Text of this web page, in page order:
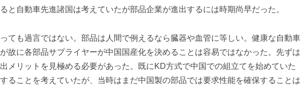
と自動車先進諸国は考えていたが部品企業が進出するには時期尚早だった。
ても過言ではない。部品は人間で例えるなら臓器や血管に等しい。健康な自動車
故に各部品サプライヤーが中国国産化を決めることは容易ではなかった。先ずは
メリットを見極める必要があった。既にKD方式で中国での組立てを始めていた
ることを考えていたが、当時はまだ中国製の部品では要求性能を確保することは